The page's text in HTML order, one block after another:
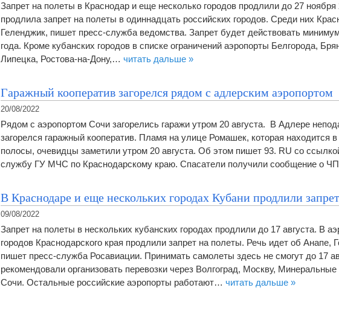
Запрет на полеты в Краснодар и еще несколько городов продлили до 27
продлила запрет на полеты в одиннадцать российских городов. Среди них
Геленджик, пишет пресс-служба ведомства. Запрет будет действовать
года. Кроме кубанских городов в списке ограничений аэропорты Белгорода,
Липецка, Ростова-на-Дону,… читать дальше »
Гаражный кооператив загорелся рядом с адлерским аэропортом
20/08/2022
Рядом с аэропортом Сочи загорелись гаражи утром 20 августа. В Адлере
загорелся гаражный кооператив. Пламя на улице Ромашек, которая находится
полосы, очевидцы заметили утром 20 августа. Об этом пишет 93. RU со
службу ГУ МЧС по Краснодарскому краю. Спасатели получили сообщение о
В Краснодаре и еще нескольких городах Кубани продлили
09/08/2022
Запрет на полеты в нескольких кубанских городах продлили до 17 августа. В
городов Краснодарского края продлили запрет на полеты. Речь идет об Анапе,
пишет пресс-служба Росавиации. Принимать самолеты здесь не смогут до 17
рекомендовали организовать перевозки через Волгоград, Москву,
Сочи. Остальные российские аэропорты работают… читать дальше »